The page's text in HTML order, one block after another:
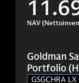
NAV
Goldman
Portfolio
GSGCHRA LX